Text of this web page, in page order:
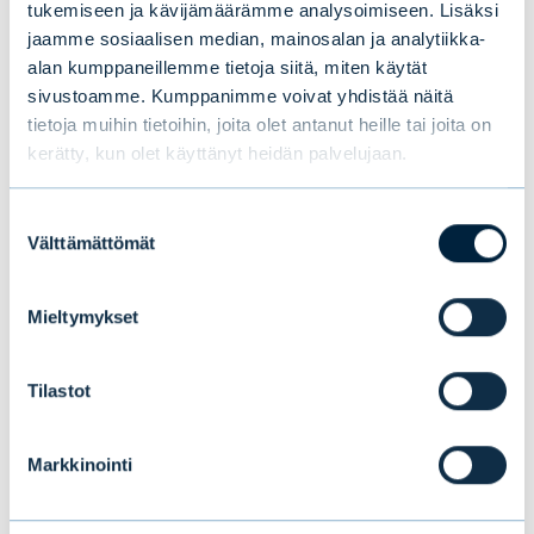
tukemiseen ja kävijämäärämme analysoimiseen. Lisäksi
jaamme sosiaalisen median, mainosalan ja analytiikka-
alan kumppaneillemme tietoja siitä, miten käytät
sivustoamme. Kumppanimme voivat yhdistää näitä
tietoja muihin tietoihin, joita olet antanut heille tai joita on
kerätty, kun olet käyttänyt heidän palvelujaan.
valinta
Välttämättömät
Mieltymykset
Tilastot
Markkinointi
Tämä saattaa myös
kiinnostaa sinua